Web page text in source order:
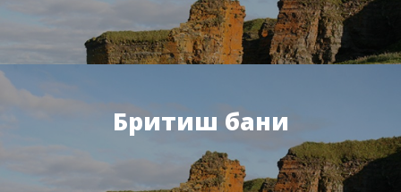
Бритиш бани